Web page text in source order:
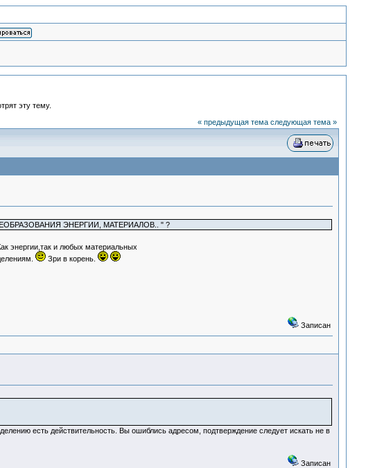
эту тему.
« предыдущая тема следующая тема »
ЭНЕРГИИ, МАТЕРИАЛОВ.. " ?
энергии,так и любых материальных
Зри в корень.
Записан
есть действительность. Вы ошиблись адресом, подтверждение следует искать не в
Записан